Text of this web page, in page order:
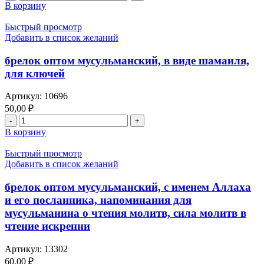
товара
брелок
оптом
мусульманский
молитвой
именем
и
Последнего
Пророка,
напоминания
мусульманина
о
молитв,
сила
молитв
в
чтение
для
ключей
В корзину
Быстрый просмотр
Добавить в список желаний
брелок оптом мусульманский, в виде шамаиля,
для ключей
Артикул: 10696
50,00 ₽
Количество
товара
брелок
оптом
мусульманский,
виде
шамаиля,
для
ключей
В корзину
Быстрый просмотр
Добавить в список желаний
брелок оптом мусульманский, с именем Аллаха
и его посланника, напоминания для
мусульманина о чтения молитв, сила молитв в
чтение искренни
Артикул: 13302
60,00 ₽